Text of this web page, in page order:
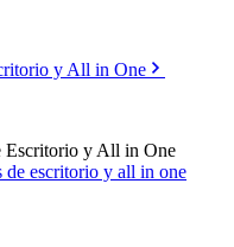
y All in One
Escritorio y All in One
de escritorio y all in one